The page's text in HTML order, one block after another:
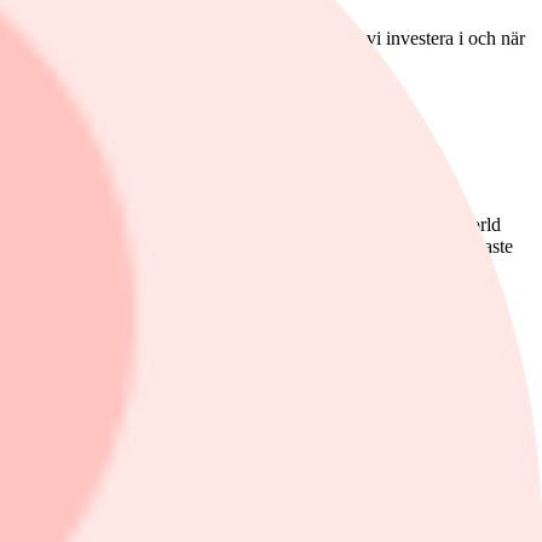
avkastningen? Hur många aktier ska vi investera i och när
och valutor är det ett omfattande arbete.
bra och bred exponering mot globala momentumaktier.
är baserat på de drygt 1600 aktierna som ingår i MSCI World
troligen kommer att fortsätta att utvecklas väl inom den närmaste
är en av de aktier som varit med längst tid av de tio största